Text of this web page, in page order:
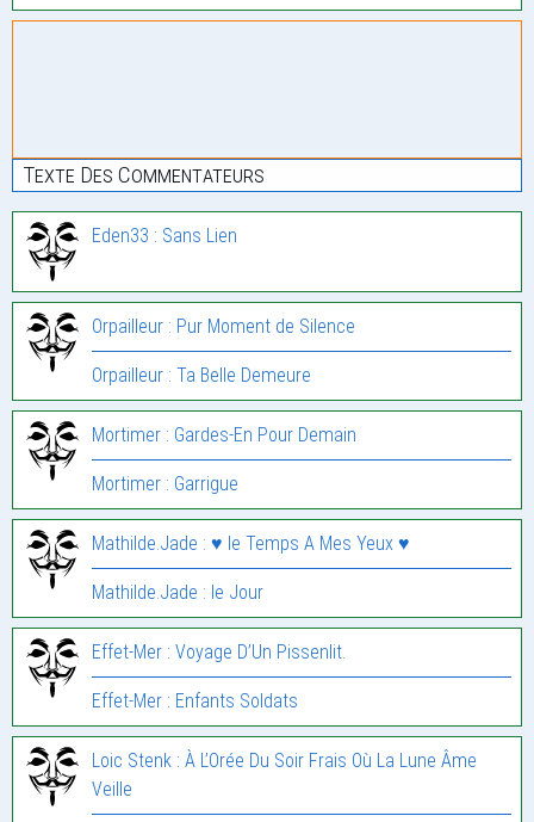
Texte Des Commentateurs
Eden33 : Sans Lien
Orpailleur : Pur Moment de Silence
Orpailleur : Ta Belle Demeure
Mortimer : Gardes-En Pour Demain
Mortimer : Garrigue
Mathilde.Jade : ♥ le Temps A Mes Yeux ♥
Mathilde.Jade : le Jour
Effet-Mer : Voyage D’Un Pissenlit.
Effet-Mer : Enfants Soldats
Loic Stenk : À L’Orée Du Soir Frais Où La Lune Âme
Veille